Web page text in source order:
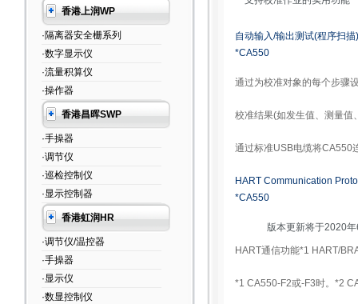
香港上润WP
·隔离器安全栅系列
·数字显示仪
·流量积算仪
·操作器
香港昌晖SWP
·手操器
·调节仪
·巡检控制仪
·显示控制器
香港虹润HR
·调节仪/温控器
·手操器
·显示仪
·数显控制仪
自动输入/输出测试(程序扫描)
*CA550
通过为校准对象的每个步骤
校准结果(如发生值、测量值
通过标准USB电缆将CA550
HART Communication
*CA550
版本更新将于2020
HART通信功能*1 HART/
*1 CA550-F2或-F3时。*2